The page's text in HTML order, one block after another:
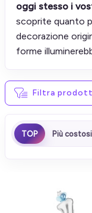
oggi stesso i
scoprite quanto
decorazione
forme
Filtra
TOP Più costosi